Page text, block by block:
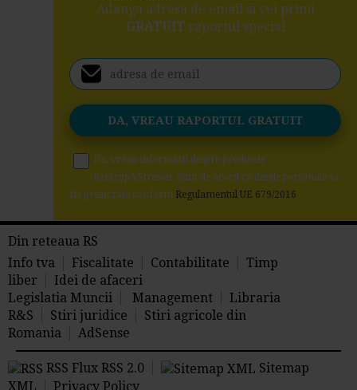
Adauga adresa de email si vei primi
GRATUITraportul special
Da, vreau informatii despre produsele
Rentrop&Straton. Sunt de acord ca datele personale sa
fie prelucrate conform Regulamentul UE 679/2016
Din reteaua RS
Info tva
Fiscalitate Contabilitate
Timp
liber
Idei de afaceri
Legislatia Muncii
Management
Libraria
R&S
Stiri juridice
Stiri agricole din
Romania
AdSense
RSS Flux RSS 2.0
Sitemap
XML
Privacy Policy